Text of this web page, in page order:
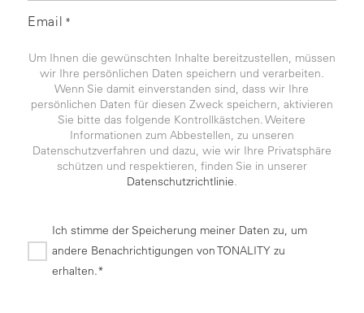
Email *
Um Ihnen die gewünschten Inhalte bereitzustellen, müssen
wir Ihre persönlichen Daten speichern und verarbeiten.
Wenn Sie damit einverstanden sind, dass wir Ihre
persönlichen Daten für diesen Zweck speichern, aktivieren
Sie bitte das folgende Kontrollkästchen. Weitere
Informationen zum Abbestellen, zu unseren
Datenschutzverfahren und dazu, wie wir Ihre Privatsphäre
schützen und respektieren, finden Sie in unserer
Datenschutzrichtlinie.
Ich stimme der Speicherung meiner Daten zu, um
andere Benachrichtigungen von TONALITY zu
erhalten.*